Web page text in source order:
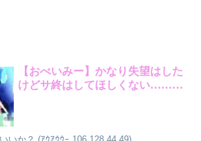
【おべいみー】かなり失望はした
けどサ終はしてほしくない………